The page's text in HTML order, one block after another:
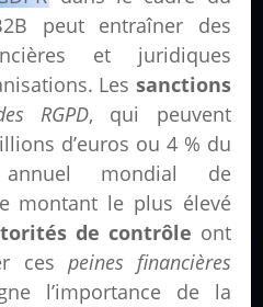
peut entraîner des
et juridiques
Les sanctions
RGPD, qui peuvent
d’euros ou 4 % du
annuel mondial de
montant le plus élevé
de contrôle ont
ces peines financières
l’importance de la